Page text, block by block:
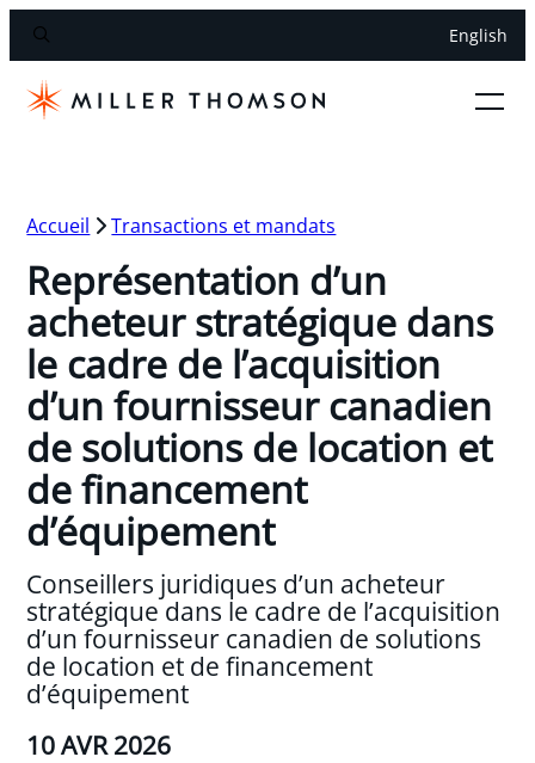
English
Accueil Transactions et mandats
Représentation d’un
acheteur stratégique dans
le cadre de l’acquisition
d’un fournisseur canadien
de solutions de location et
de financement
d’équipement
Conseillers juridiques d’un acheteur
stratégique dans le cadre de l’acquisition
d’un fournisseur canadien de solutions
de location et de financement
d’équipement
10 AVR 2026